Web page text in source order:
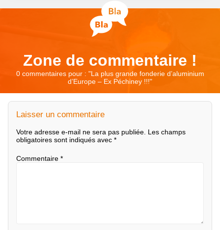
Zone de commentaire !
0 commentaires pour : "La plus grande fonderie d’aluminium
d’Europe – Ex Péchiney !!!"
Laisser un commentaire
Votre adresse e-mail ne sera pas publiée. Les champs
obligatoires sont indiqués avec *
Commentaire *